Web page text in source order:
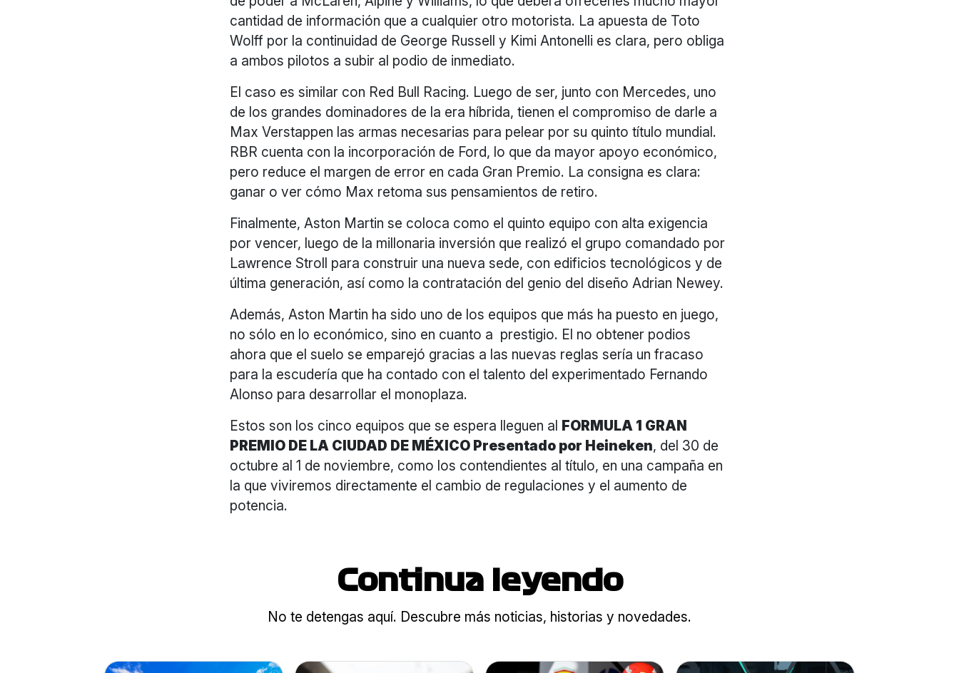
cantidad de información que a cualquier otro motorista. La apuesta de Toto
Wolff por la continuidad de George Russell y Kimi Antonelli es clara, pero obliga
a ambos pilotos a subir al podio de inmediato.
El caso es similar con Red Bull Racing. Luego de ser, junto con Mercedes, uno
de los grandes dominadores de la era híbrida, tienen el compromiso de darle a
Max Verstappen las armas necesarias para pelear por su quinto título mundial.
RBR cuenta con la incorporación de Ford, lo que da mayor apoyo económico,
pero reduce el margen de error en cada Gran Premio. La consigna es clara:
ganar o ver cómo Max retoma sus pensamientos de retiro.
Finalmente, Aston Martin se coloca como el quinto equipo con alta exigencia
por vencer, luego de la millonaria inversión que realizó el grupo comandado por
Lawrence Stroll para construir una nueva sede, con edificios tecnológicos y de
última generación, así como la contratación del genio del diseño Adrian Newey.
Además, Aston Martin ha sido uno de los equipos que más ha puesto en juego,
no sólo en lo económico, sino en cuanto a prestigio. El no obtener podios
ahora que el suelo se emparejó gracias a las nuevas reglas sería un fracaso
para la escudería que ha contado con el talento del experimentado Fernando
Alonso para desarrollar el monoplaza.
Estos son los cinco equipos que se espera lleguen al FORMULA 1 GRAN
PREMIO DE LA CIUDAD DE MÉXICO Presentado por Heineken, del 30 de
octubre al 1 de noviembre, como los contendientes al título, en una campaña en
la que viviremos directamente el cambio de regulaciones y el aumento de
potencia.
Continua leyendo
No te detengas aquí. Descubre más noticias, historias y novedades.